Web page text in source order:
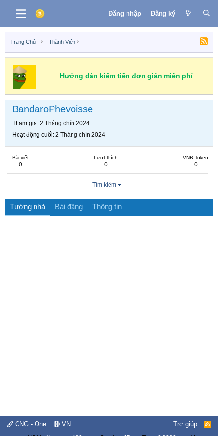
Đăng nhập Đăng ký
Trang Chủ Thành Viên
Hướng dẫn kiếm tiền đơn giản miễn phí
BandaroPhevoisse
Tham gia 2 Tháng chín 2024
Hoạt động cuối 2 Tháng chín 2024
Bài viết
0
Lượt thích
0
VNB Token
0
Tìm kiếm
Tường nhà Bài đăng Thông tin
CNG - One VN Trợ giúp
R